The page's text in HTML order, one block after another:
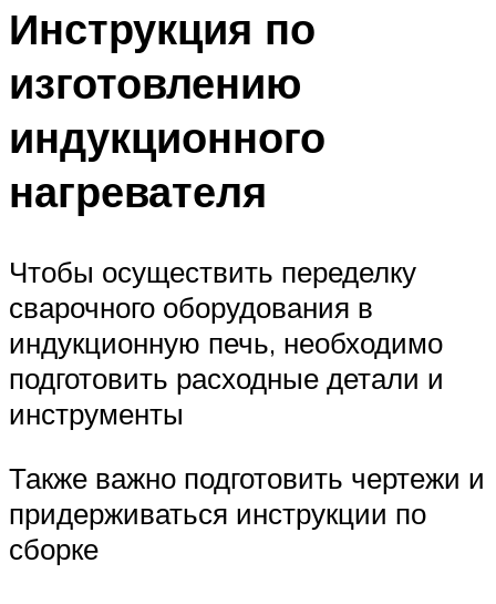
Инструкция по
изготовлению
индукционного
нагревателя
Чтобы осуществить переделку
сварочного оборудования в
индукционную печь, необходимо
подготовить расходные детали и
инструменты
Также важно подготовить чертежи и
придерживаться инструкции по
сборке